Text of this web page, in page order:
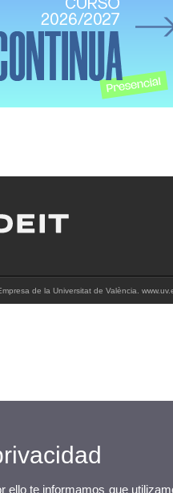
de la Universitat de València.
ello te informamos que